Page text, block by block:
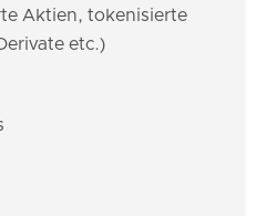
Aktien, tokenisierte
etc.)